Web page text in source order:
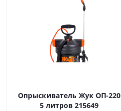
Опрыскиватель Жук ОП-220
5 литров 215649